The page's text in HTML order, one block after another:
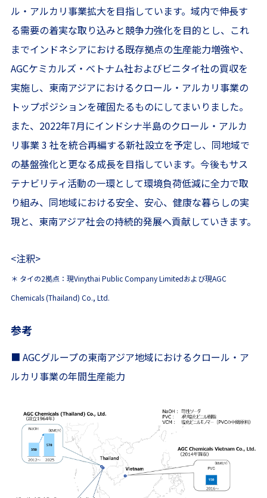
ル・アルカリ事業拡大を目指しています。域内で伸長す
る需要の着実な取り込みと競争力強化を目的とし、これ
までインドネシアにおける既存拠点の生産能力増強や、
AGCケミカルズ・べトナム社およびビニタイ社の買収を
実施し、東南アジアにおけるクロール・アルカリ事業の
トップポジションを確固たるものにしてまいりました。
また、2022年7月にインドシナ半島のクロール・アルカ
リ事業 3 社を統合再編する新社設立を予定し、同地域で
の基盤強化と更なる成長を目指しています。今後もサス
テナビリティ活動の一環として環境負荷低減に全力で取
り組み、同地域における安全、安心、健康な暮らしの実
現と、東南アジア社会の持続的発展へ貢献していきます。
<注釈>
＊ タイの2拠点：現Vinythai Public Company Limitedおよび現AGC
Chemicals (Thailand) Co., Ltd.
参考
■ AGCグループの東南アジア地域におけるクロール・ア
ルカリ事業の年間生産能力